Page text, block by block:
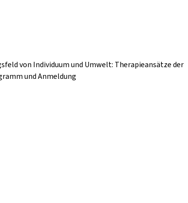
von Individuum und Umwelt: Therapieansätze der
und Anmeldung